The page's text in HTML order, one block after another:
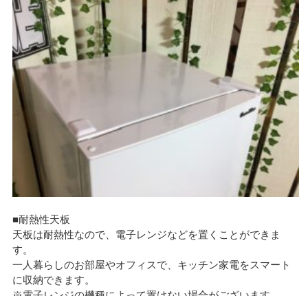
■耐熱性天板
天板は耐熱性なので、電子レンジなどを置くことができま
す。
一人暮らしのお部屋やオフィスで、キッチン家電をスマート
に収納できます。